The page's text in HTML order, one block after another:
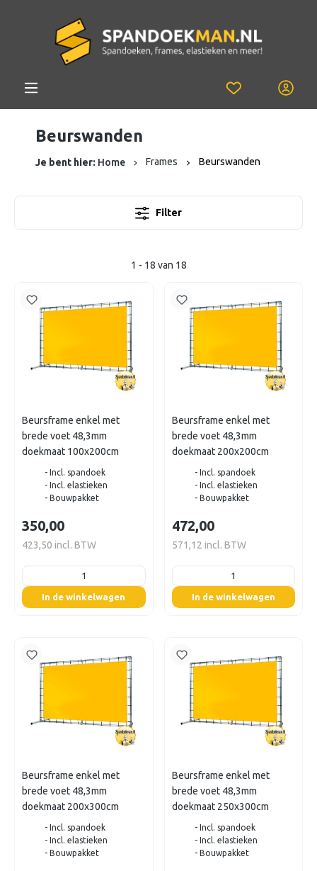
Beurswanden
Je bent hier: Home Frames Beurswanden
Filter
1 - 18 van 18
Beursframe enkel met
brede voet 48,3mm
doekmaat 100x200cm
- Incl. spandoek
- Incl. elastieken
- Bouwpakket
350,00
423,50 incl. BTW
listing.boxQuantity
In de winkelwagen
Beursframe enkel met
brede voet 48,3mm
doekmaat 200x200cm
- Incl. spandoek
- Incl. elastieken
- Bouwpakket
472,00
571,12 incl. BTW
listing.boxQuantity
In de winkelwagen
Beursframe enkel met
brede voet 48,3mm
doekmaat 200x300cm
- Incl. spandoek
- Incl. elastieken
- Bouwpakket
Beursframe enkel met
brede voet 48,3mm
doekmaat 250x300cm
- Incl. spandoek
- Incl. elastieken
- Bouwpakket